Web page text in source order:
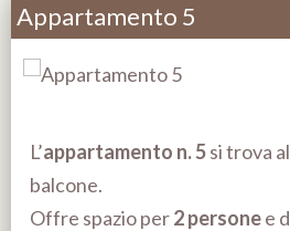
Appartamento 5
L’appartamento n. 5si trova
balcone.
Offre spazio per2 personee